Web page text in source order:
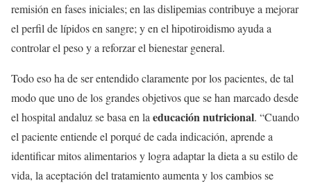
remisión en fases iniciales; en las dislipemias contribuye a mejorar
el perfil de lípidos en sangre; y en el hipotiroidismo ayuda a
controlar el peso y a reforzar el bienestar general.
Todo eso ha de ser entendido claramente por los pacientes, de tal
modo que uno de los grandes objetivos que se han marcado desde
el hospital andaluz se basa en la educación nutricional. “Cuando
el paciente entiende el porqué de cada indicación, aprende a
identificar mitos alimentarios y logra adaptar la dieta a su estilo de
vida, la aceptación del tratamiento aumenta y los cambios se